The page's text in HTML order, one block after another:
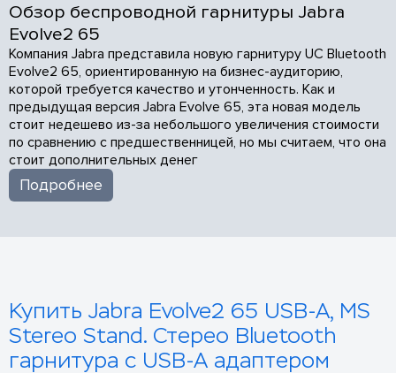
Обзор беспроводной гарнитуры Jabra
Evolve2 65
Компания Jabra представила новую гарнитуру UC Bluetooth
Evolve2 65, ориентированную на бизнес-аудиторию,
которой требуется качество и утонченность. Как и
предыдущая версия Jabra Evolve 65, эта новая модель
стоит недешево из-за небольшого увеличения стоимости
по сравнению с предшественницей, но мы считаем, что она
стоит дополнительных денег
Подробнее
Купить Jabra Evolve2 65 USB-A, MS
Stereo Stand. Стерео Bluetooth
гарнитура с USB-A адаптером